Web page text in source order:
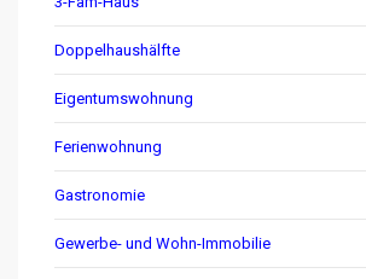
Doppelhaushälfte
Eigentumswohnung
Ferienwohnung
Gastronomie
Gewerbe- und Wohn-Immobilie